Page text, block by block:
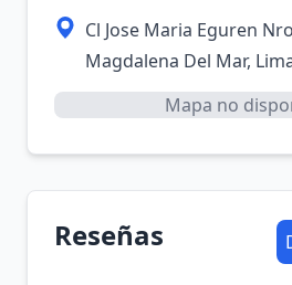
Cl Jose Maria Eguren
Magdalena Del Mar,
Mapa no
Reseñas